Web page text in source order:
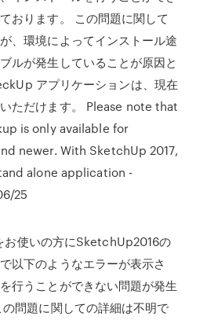
おります。 この問題に関して
、環境によってインストール途
ルが発生していることが原因と
アプリケーションは、現在
ただけます。 Please note that
is only available for
newer. With SketchUp 2017,
alone application -
25
お使いの方にSketchUp2016の
以下のようなエラーが表示さ
行うことができない問題が発生
問題に関しての詳細は不明で